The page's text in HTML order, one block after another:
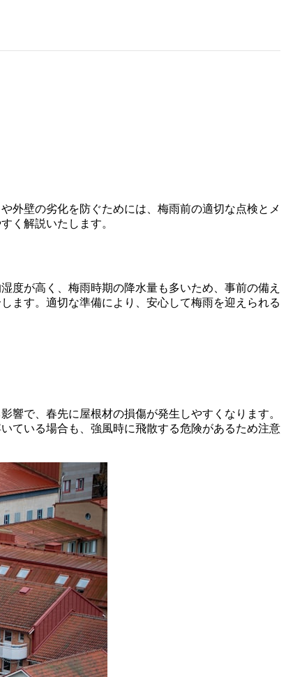
外壁の劣化を防ぐためには、梅雨前の適切な点検とメ
く解説いたします。
度が高く、梅雨時期の降水量も多いため、事前の備え
ます。適切な準備により、安心して梅雨を迎えられる
響で、春先に屋根材の損傷が発生しやすくなります。
ている場合も、強風時に飛散する危険があるため注意